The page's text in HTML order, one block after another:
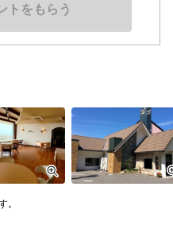
トをもらう
。